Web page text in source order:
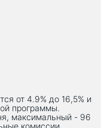
от 4.9% до 16,5% и
программы.
максимальный - 96
комиссии